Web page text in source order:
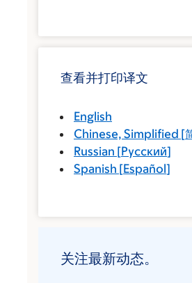
查看并打印译文
English
Chinese, Simplified [
Russian [Русский]
Spanish [Español]
关注最新动态。